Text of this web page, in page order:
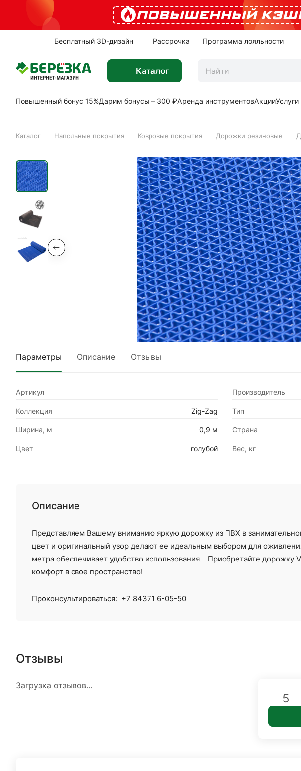
ПОВЫШЕННЫЙ
Бесплатный 3D-дизайн Рассрочка Программа лояльности
Каталог
Повышенный бонус 15%Дарим бонусы – 300 ₽Аренда инструментовАкции
Каталог Напольные покрытия Ковровые покрытия Дорожки резиновые
Параметры Описание Отзывы
Артикул Производитель
Коллекция Zig-Zag Тип
Ширина, м 0,9 м Страна
Цвет голубой Вес, кг
Описание
Представляем Вашему вниманию яркую дорожку из ПВХ в
цвет и оригинальный узор делают ее идеальным выбором для
метра обеспечивает удобство использования. Приобретайте дорожку
комфорт в свое пространство!
Проконсультироваться: +7 84371 6-05-50
Отзывы
Загрузка отзывов...
5